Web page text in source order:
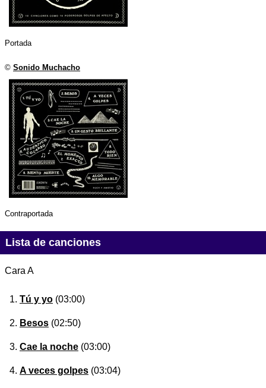
Portada
© Sonido Muchacho
Contraportada
Lista de canciones
Cara A
Tú y yo (03:00)
Besos (02:50)
Cae la noche (03:00)
A veces golpes (03:04)